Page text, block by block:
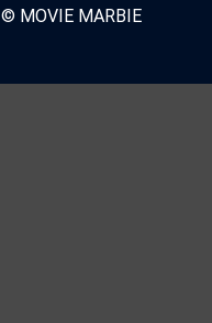
© MOVIE MARBIE